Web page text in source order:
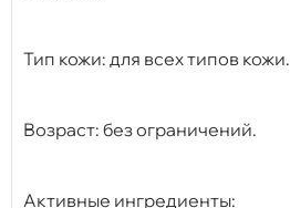
Тип кожи: для всех типов кожи.
Возраст: без ограничений.
Активные ингредиенты: